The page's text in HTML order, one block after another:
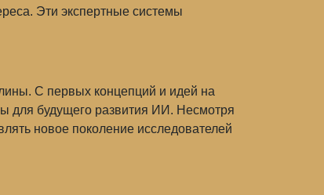
Эти экспертные системы
С первых концепций и идей на
для будущего развития ИИ. Несмотря
новое поколение исследователей